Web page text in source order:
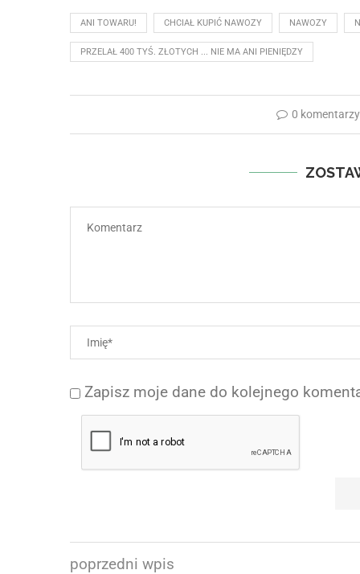
ANI TOWARU! CHCIAŁ KUPIĆ NAWOZY NAWOZY
PRZELAŁ 400 TYŚ. ZŁOTYCH ... NIE MA ANI PIENIĘDZY
0 komentarzy
Zapisz moje dane do kolejnego
poprzedni wpis